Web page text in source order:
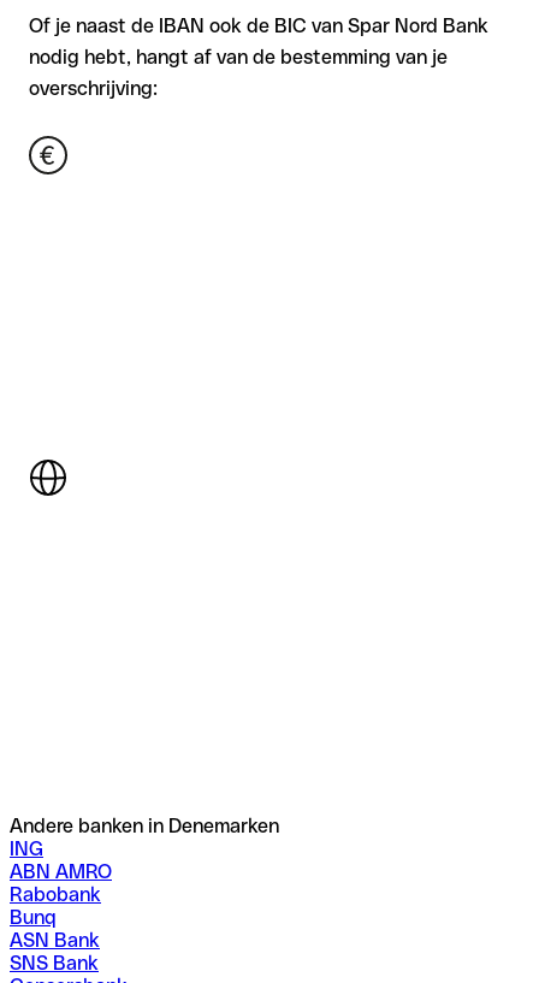
Of je naast de IBAN ook de BIC van Spar Nord Bank
nodig hebt, hangt af van de bestemming van je
overschrijving:
Andere banken in Denemarken
ING
ABN AMRO
Rabobank
Bunq
ASN Bank
SNS Bank